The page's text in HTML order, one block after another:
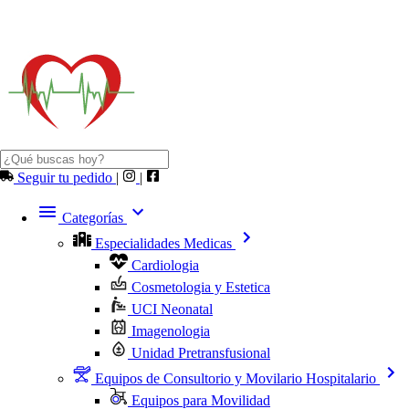
Seguir tu pedido | |
Categorías
Especialidades Medicas
Cardiologia
Cosmetologia y Estetica
UCI Neonatal
Imagenologia
Unidad Pretransfusional
Equipos de Consultorio y Movilario Hospitalario
Equipos para Movilidad